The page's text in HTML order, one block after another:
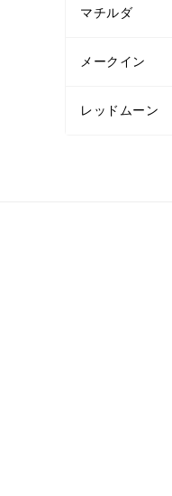
マチルダ
メークイン
レッドムーン